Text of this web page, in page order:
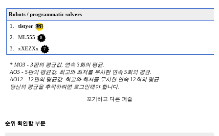
Robots / programmatic solvers
1.
tlstyer 151
2. ML555 8
3. xXEZXx 7
* MO3 - 3판의 평균값. 연속 3회의 평균.
AO5 - 5판의 평균값. 최고와 최저를 무시한 연속 5회의 평균.
AO12 - 12판의 평균값. 최고와 최저를 무시한 연속 12회의 평균.
당신의 평균을 추적하려면 로그인해야 합니다.
포기하고 다른 퍼즐
순위 확인할 부문